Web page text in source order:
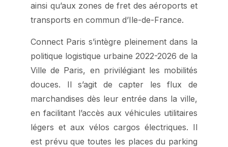
ainsi qu’aux zones de fret des aéroports et
transports en commun d’Ile-de-France.
Connect Paris s’intègre pleinement dans la
politique logistique urbaine 2022-2026 de la
Ville de Paris, en privilégiant les mobilités
douces. Il s’agit de capter les flux de
marchandises dès leur entrée dans la ville,
en facilitant l’accès aux véhicules utilitaires
légers et aux vélos cargos électriques. Il
est prévu que toutes les places du parking